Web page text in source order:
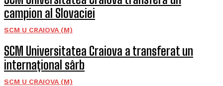
campion al Slovaciei
SCM U CRAIOVA (M)
SCM Universitatea Craiova a transferat un
internațional sârb
SCM U CRAIOVA (M)